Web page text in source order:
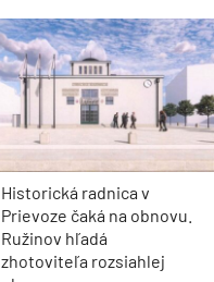
Historická radnica v
Prievoze čaká na obnovu.
Ružinov hľadá
zhotoviteľa rozsiahlej